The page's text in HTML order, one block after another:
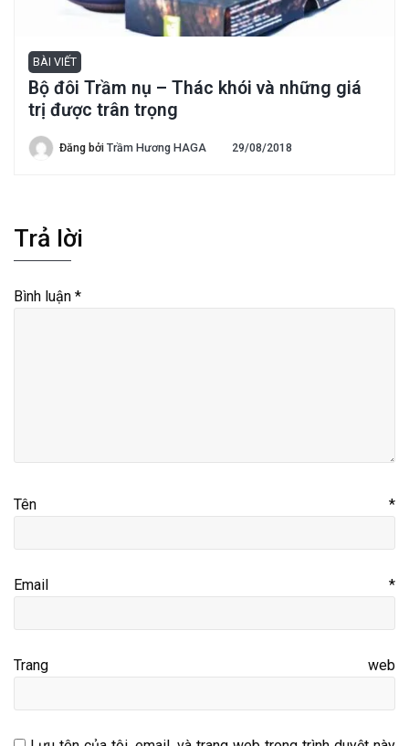
BÀI VIẾT
Bộ đôi Trầm nụ – Thác khói và những giá
trị được trân trọng
Đăng bởi Trầm Hương HAGA 29/08/2018
Trả lời
Bình luận *
Tên *
Email *
Trang web